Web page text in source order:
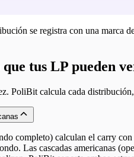
se registra con una marca
que tus LP pueden
PoliBit calcula cada
completo) calculan el carry
Las cascadas americanas